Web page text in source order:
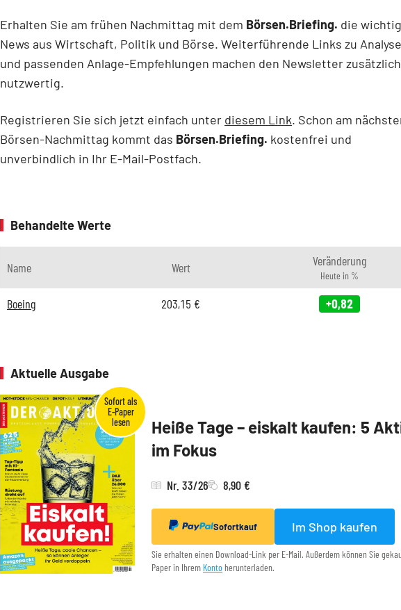
Erhalten Sie am frühen Nachmittag mit dem Börsen.Briefing. die
News aus Wirtschaft, Politik und Börse. Weiterführende Links zu
und passenden Anlage-Empfehlungen machen den Newsletter zusätzlich
nutzwertig.
Registrieren Sie sich jetzt einfach unter diesem Link. Schon am
Börsen-Nachmittag kommt das Börsen.Briefing. kostenfrei und
unverbindlich in Ihr E-Mail-Postfach.
Behandelte Werte
Name Wert Veränderung
Heute in %
Boeing 203,15 € +0,82
Aktuelle Ausgabe
Heiße Tage – eiskalt kaufen: 5
im Fokus
Nr. 33/26 8,90 €
Sofortkauf Im Shop kaufen
Sie erhalten einen Download-Link per E-Mail. Außerdem können Sie
Paper in Ihrem Konto herunterladen.